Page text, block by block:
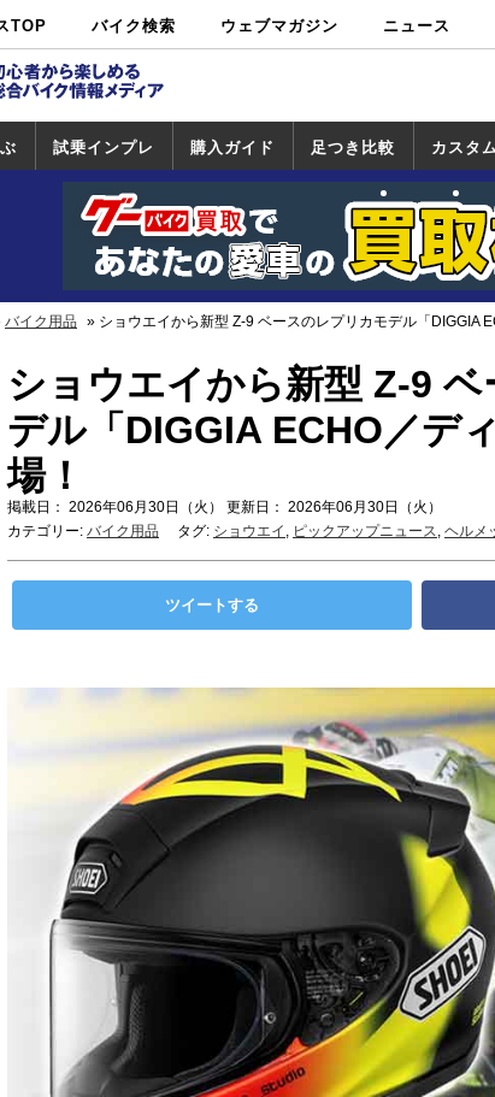
TOP バイク検索
中古バイ
ク・新車検
カタログ検
索
ショップ検
索
ウェブマガジン ニュース
試乗インプレ
試乗インプレ
一覧
ホンダ
ヤマハ
スズキ
カワサキ
ハーレー
BMW
トライアンフ
ドゥカティ
購入ガイド
一覧
足つき比較 カスタ
カスタ
一覧
ホンダ
ヤマハ
スズキ
カワサ道
ツ
日
国
林
バイク用品 ショウエイから新型 Z-9 ベースのレプリカモデル「DIGGIA
ショウエイから新型 Z-9
デル「DIGGIA ECHO／デ
場！
掲載日： 2026年06月30日（火） 更新日： 2026年06月30日（火）
カテゴリー: バイク用品 タグ: ショウエイ , ピックアップニュース, ヘルメ
ツイートする